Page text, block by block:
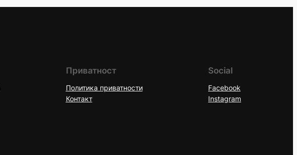
Приватност
Политика приватности
Контакт
Social
Facebook
Instagram